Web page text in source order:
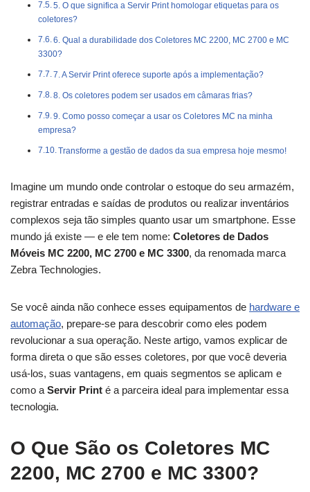
5. O que significa a Servir Print homologar etiquetas para os
coletores?
6. Qual a durabilidade dos Coletores MC 2200, MC 2700 e MC
3300?
7. A Servir Print oferece suporte após a implementação?
8. Os coletores podem ser usados em câmaras frias?
9. Como posso começar a usar os Coletores MC na minha
empresa?
Transforme a gestão de dados da sua empresa hoje mesmo!
Imagine um mundo onde controlar o estoque do seu armazém,
registrar entradas e saídas de produtos ou realizar inventários
complexos seja tão simples quanto usar um smartphone. Esse
mundo já existe — e ele tem nome: Coletores de Dados
Móveis MC 2200, MC 2700 e MC 3300, da renomada marca
Zebra Technologies.
Se você ainda não conhece esses equipamentos de hardware e
automação, prepare-se para descobrir como eles podem
revolucionar a sua operação. Neste artigo, vamos explicar de
forma direta o que são esses coletores, por que você deveria
usá-los, suas vantagens, em quais segmentos se aplicam e
como a Servir Print é a parceira ideal para implementar essa
tecnologia.
O Que São os Coletores MC
2200, MC 2700 e MC 3300?